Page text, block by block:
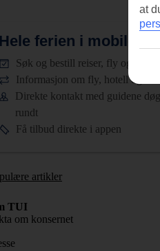
Hele ferien i mobilen.
Søk og bestill reiser, fly og hotell
Informasjon om fly, hotell og
Direkte kontakt med guidene
rundt
Få tilbud direkte i appen
artikler
TUI
om konsernet
at